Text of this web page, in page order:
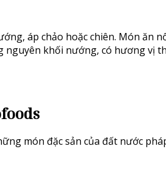
áp chảo hoặc chiên. Món ăn
nguyên khối nướng, có hương vị
món đặc sản của đất nước